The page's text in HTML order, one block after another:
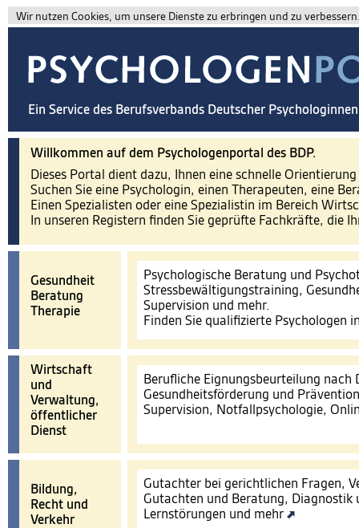
Wir nutzen Cookies, um unsere Dienste zu erbringen und zu
Ein Service des Berufsverbands Deutscher
Willkommen auf dem Psychologenportal des BDP.
Dieses Portal dient dazu, Ihnen eine schnelle
Suchen Sie eine Psychologin, einen Therapeuten, eine
Einen Spezialisten oder eine Spezialistin im Bereich
In unseren Registern finden Sie geprüfte Fachkräfte, die
Gesundheit
Beratung
Therapie
Psychologische Beratung und
Stressbewältigungstraining,
Supervision und mehr.
Finden Sie qualifizierte Psychologen
Wirtschaft
und
Verwaltung,
öffentlicher
Dienst
Berufliche Eignungsbeurteilung nach
Gesundheitsförderung und
Supervision, Notfallpsychologie,
Bildung,
Recht und
Verkehr
Gutachter bei gerichtlichen Fragen,
Gutachten und Beratung, Diagnostik
Lernstörungen und mehr